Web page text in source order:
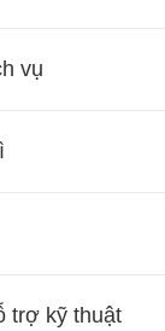
vụ
trợ kỹ thuật